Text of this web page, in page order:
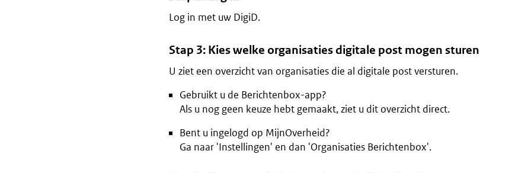
Log in met uw DigiD.
Stap 3: Kies welke organisaties digitale post mogen sturen
U ziet een overzicht van organisaties die al digitale post versturen.
Gebruikt u de Berichtenbox-app?
Als u nog geen keuze hebt gemaakt, ziet u dit overzicht direct.
Bent u ingelogd op MijnOverheid?
Ga naar 'Instellingen' en dan 'Organisaties Berichtenbox'.